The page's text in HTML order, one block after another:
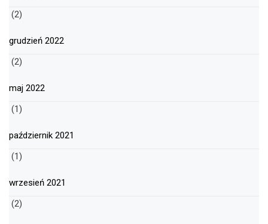
(2)
grudzień 2022
(2)
maj 2022
(1)
październik 2021
(1)
wrzesień 2021
(2)